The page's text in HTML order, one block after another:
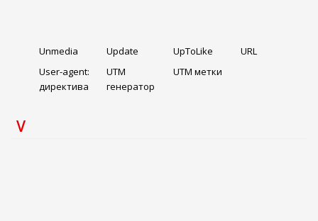
Unmedia Update UpToLike
URL
User-agent:
директива
UTM
генератор
UTM метки
V